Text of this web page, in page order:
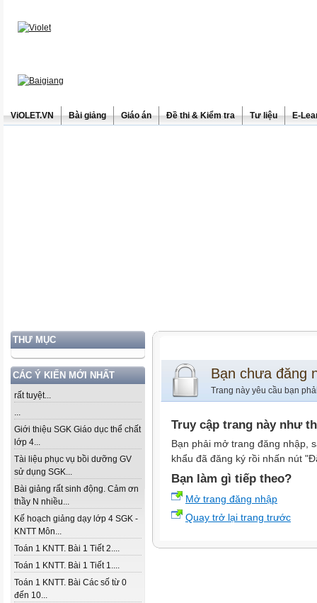
ViOLET.VN Bài giảng Giáo án Đề thi & Kiểm tra Tư liệu E-
THƯ MỤC
CÁC Ý KIẾN MỚI NHẤT
rất tuyệt...
...
Giới thiệu SGK Giáo dục thể chất
lớp 4...
Tài liệu phục vụ bồi dưỡng GV
sử dụng SGK...
Bài giảng rất sinh động. Cảm ơn
thầy N nhiều...
Kế hoạch giảng dạy lớp 4 SGK -
KNTT Môn...
Toán 1 KNTT. Bài 1 Tiết 2....
Toán 1 KNTT. Bài 1 Tiết 1....
Toán 1 KNTT. Bài Các số từ 0
đến 10...
Bạn chưa đăng
Trang này yêu cầu bạn
Truy cập trang này như
Bạn phải mở trang đăng nhập,
khẩu đã đăng ký rồi nhấn nút
Bạn làm gì tiếp theo?
Mở trang đăng nhập
Quay trở lại trang trước